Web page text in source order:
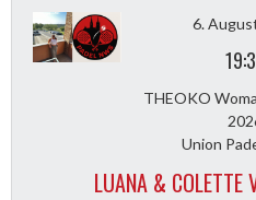
6.
THEOKO
Union
LUANA & COLETTE